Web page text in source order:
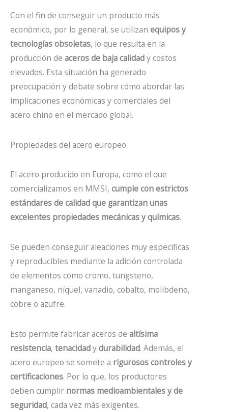
Con el fin de conseguir un producto más
económico, por lo general, se utilizan equipos y
tecnologías obsoletas, lo que resulta en la
producción de aceros de baja calidady costos
elevados. Esta situación ha generado
preocupación y debate sobre cómo abordar las
implicaciones económicas y comerciales del
acero chino en el mercado global.
Propiedades del acero europeo
El acero producido en Europa, como el que
comercializamos en MMSI, cumple con estrictos
estándares de calidad que garantizan unas
excelentes propiedades mecánicas y químicas.
Se pueden conseguir aleaciones muy específicas
y reproducibles mediante la adición controlada
de elementos como cromo, tungsteno,
manganeso, níquel, vanadio, cobalto, molibdeno,
cobre o azufre.
Esto permite fabricar aceros de altísima
resistencia, tenacidadydurabilidad. Además, el
acero europeo se somete a rigurosos controles y
certificaciones. Por lo que, los productores
deben cumplir normas medioambientales y de
seguridad, cada vez más exigentes.